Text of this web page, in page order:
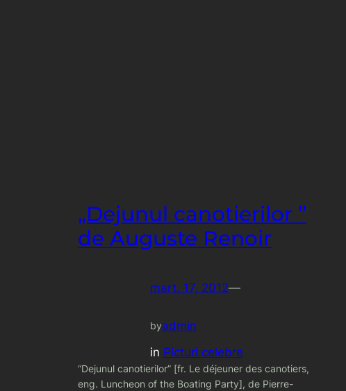
„Dejunul canotierilor ”
de Auguste Renoir
mart. 17, 2012—
byadmin
in Picturi celebre
“Dejunul canotierilor” [fr. Le déjeuner des canotiers,
eng. Luncheon of the Boating Party], de Pierre-